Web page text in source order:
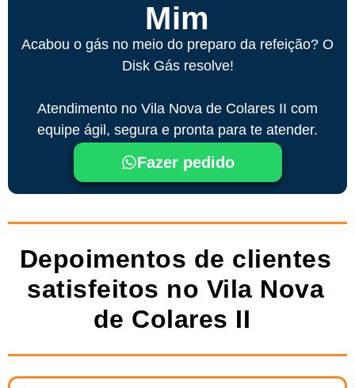
Mim
Acabou o gás no meio do preparo da refeição? O
Disk Gás resolve!
Atendimento no Vila Nova de Colares II com
equipe ágil, segura e pronta para te atender.
Fazer pedido
Depoimentos de clientes
satisfeitos no Vila Nova
de Colares II ​